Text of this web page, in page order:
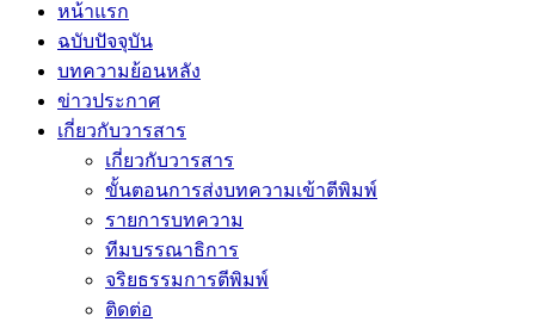
หน้าแรก
ฉบับปัจจุบัน
บทความย้อนหลัง
ข่าวประกาศ
เกี่ยวกับวารสาร
เกี่ยวกับวารสาร
ขั้นตอนการส่งบทความเข้าตีพิมพ์
รายการบทความ
ทีมบรรณาธิการ
จริยธรรมการตีพิมพ์
ติดต่อ